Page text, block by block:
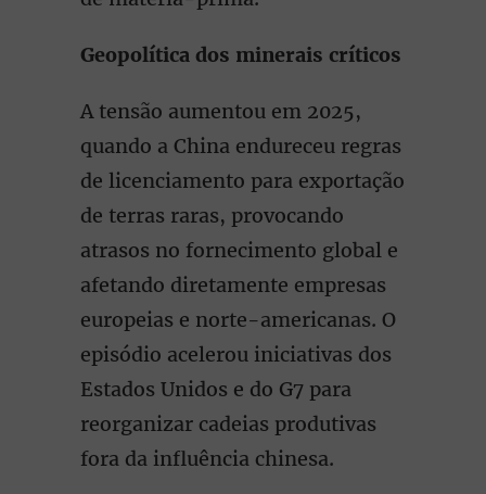
Geopolítica dos minerais críticos
A tensão aumentou em 2025,
quando a China endureceu regras
de licenciamento para exportação
de terras raras, provocando
atrasos no fornecimento global e
afetando diretamente empresas
europeias e norte-americanas. O
episódio acelerou iniciativas dos
Estados Unidos e do G7 para
reorganizar cadeias produtivas
fora da influência chinesa.